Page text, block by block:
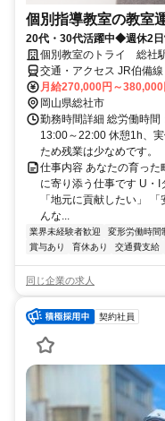
個別指導教室の教室
20代・30代活躍中◆週休2
個別教室のトライ 総社
交通・アクセス JR伯備
月給270,000円～380,000
岡山県総社市
勤務時間詳細 総労働時間
13:00～22:00 休憩1h、
ため残業は少なめです。
仕事内容 あなたの育っ
に寄り添う仕事です U・I
「地元に貢献したい」
んな...
業界未経験者歓迎 変形労働時間
賞与あり
育休あり 交通費支給
同じ企業の求人
契約社員